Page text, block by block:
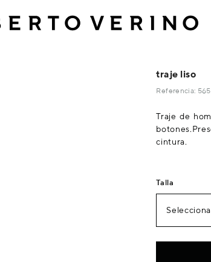
traje liso
Referencia:
Traje de
cintura.
Talla